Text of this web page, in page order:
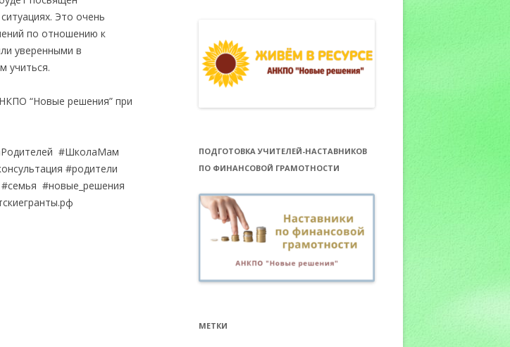
Это очень
по отношению к
уверенными в
учиться.
“Новые решения” при
#ШколаМам
#родители
#новые_решения
ПОДГОТОВКА УЧИТЕЛЕЙ-НАСТАВНИКОВ
ПО ФИНАНСОВОЙ ГРАМОТНОСТИ
МЕТКИ